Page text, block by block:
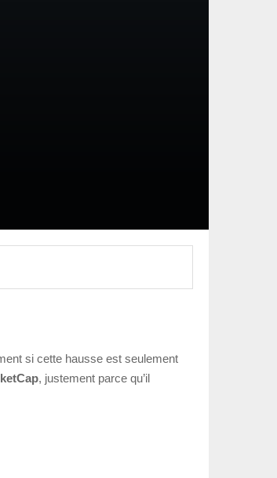
si cette hausse est seulement
, justement parce qu’il